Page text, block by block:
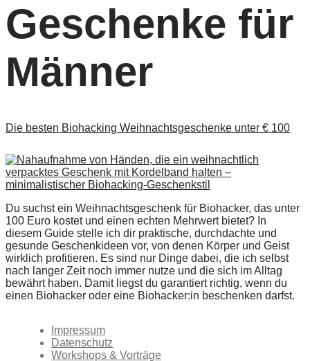
Geschenke für
Männer
Die besten Biohacking Weihnachtsgeschenke unter € 100
Du suchst ein Weihnachtsgeschenk für Biohacker, das unter
100 Euro kostet und einen echten Mehrwert bietet? In
diesem Guide stelle ich dir praktische, durchdachte und
gesunde Geschenkideen vor, von denen Körper und Geist
wirklich profitieren. Es sind nur Dinge dabei, die ich selbst
nach langer Zeit noch immer nutze und die sich im Alltag
bewährt haben. Damit liegst du garantiert richtig, wenn du
einen Biohacker oder eine Biohacker:in beschenken darfst.
Impressum
Datenschutz
Workshops & Vorträge